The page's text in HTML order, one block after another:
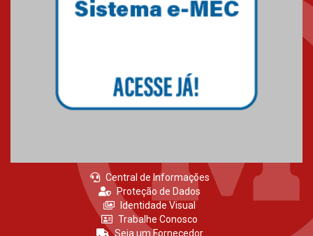
sistemas solares residenciais
04.08.2026
Central de Informações
Proteção de Dados
Identidade Visual
Trabalhe Conosco
Seja um Fornecedor